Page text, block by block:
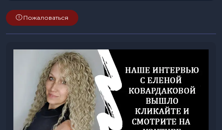
Пожаловаться